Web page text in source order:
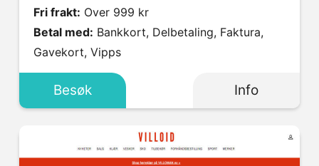
Fri frakt: Over 999 kr
Betal med:
Gavekort, Vipps
Besøk Info